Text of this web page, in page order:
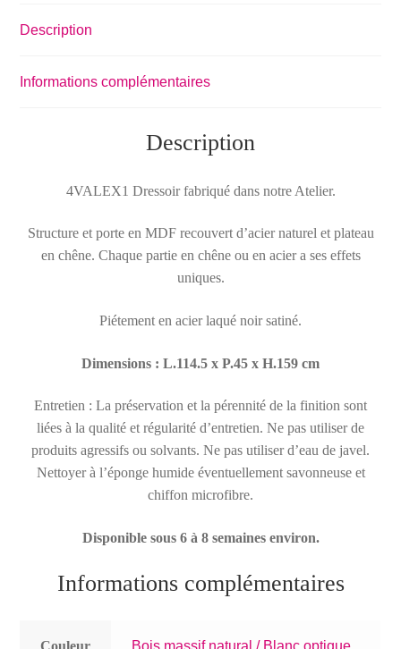
Description
Informations complémentaires
Description
4VALEX1 Dressoir fabriqué dans notre Atelier.
Structure et porte en MDF recouvert d’acier naturel et plateau
en chêne. Chaque partie en chêne ou en acier a ses effets
uniques.
Piétement en acier laqué noir satiné.
Dimensions : L.114.5 x P.45 x H.159 cm
Entretien : La préservation et la pérennité de la finition sont
liées à la qualité et régularité d’entretien. Ne pas utiliser de
produits agressifs ou solvants. Ne pas utiliser d’eau de javel.
Nettoyer à l’éponge humide éventuellement savonneuse et
chiffon microfibre.
Disponible sous 6 à 8 semaines environ.
Informations complémentaires
Couleur Bois massif natural / Blanc optique